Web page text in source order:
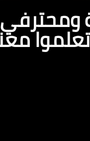
العود
معنا!